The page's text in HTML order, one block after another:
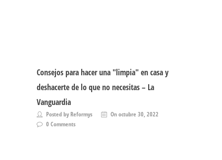
Consejos para hacer una "limpia" en casa y
deshacerte de lo que no necesitas – La
Vanguardia
Posted by Reformys
On octubre 30, 2022
0 Comments